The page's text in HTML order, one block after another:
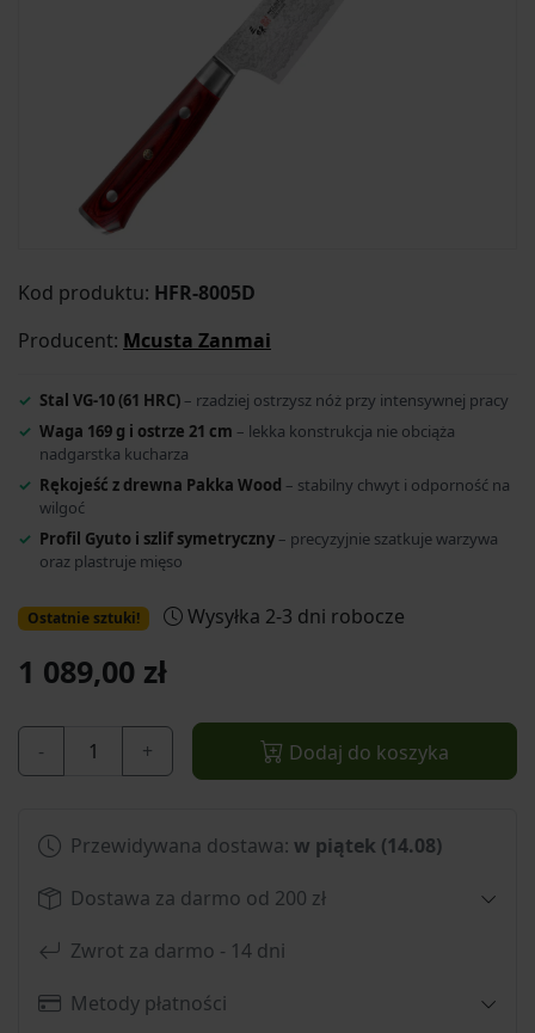
Kod produktu: HFR-8005D
Producent: Mcusta Zanmai
Stal VG-10 (61 HRC) – rzadziej ostrzysz nóż przy intensywnej pracy
Waga 169 g i ostrze 21 cm – lekka konstrukcja nie obciąża
nadgarstka kucharza
Rękojeść z drewna Pakka Wood – stabilny chwyt i odporność na
wilgoć
Profil Gyuto i szlif symetryczny – precyzyjnie szatkuje warzywa
oraz plastruje mięso
Ostatnie sztuki! Wysyłka 2-3 dni robocze
1 089,00 zł
- + Dodaj do koszyka
Przewidywana dostawa: w piątek (14.08)
Dostawa za darmo od 200 zł
Zwrot za darmo - 14 dni
Metody płatności